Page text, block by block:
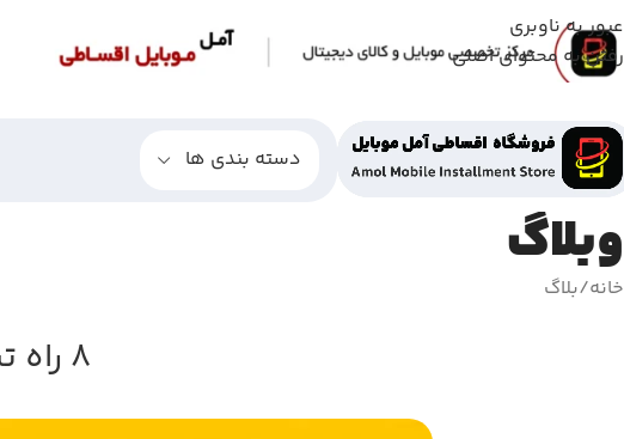
عبور به ناوبری
رفتن به محتوای اصلی
دسته بندی ها
وبلاگ
خانه بلاگ
8 راه تشخیص اصالت آیفون دست دوم